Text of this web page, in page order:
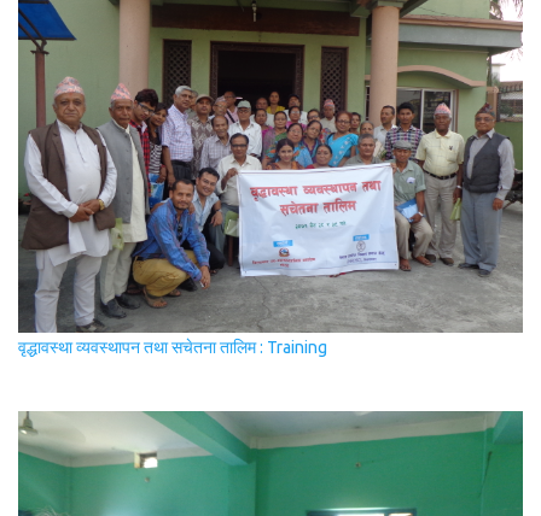
वृद्धावस्था व्यवस्थापन तथा सचेतना तालिम : Training